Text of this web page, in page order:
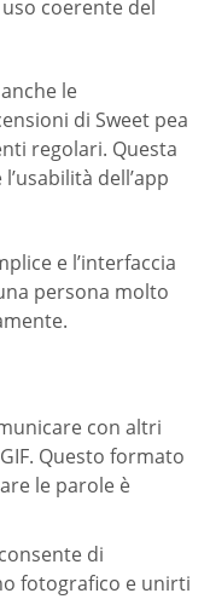
coerente del
le
di Sweet pea
regolari. Questa
dell’app
e l’interfaccia
persona molto
con altri
Questo formato
le parole è
di
fotografico e unirti